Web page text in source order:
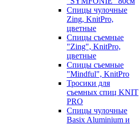
Спицы чулочные
Zing, KnitPro,
цветные
Спицы съемные
"Zing", KnitPro,
цветные
Спицы съемные
"Mindful", KnitPro
Тросики для
съемных спиц KNIT
PRO
Спицы чулочные
Basix Aluminium и